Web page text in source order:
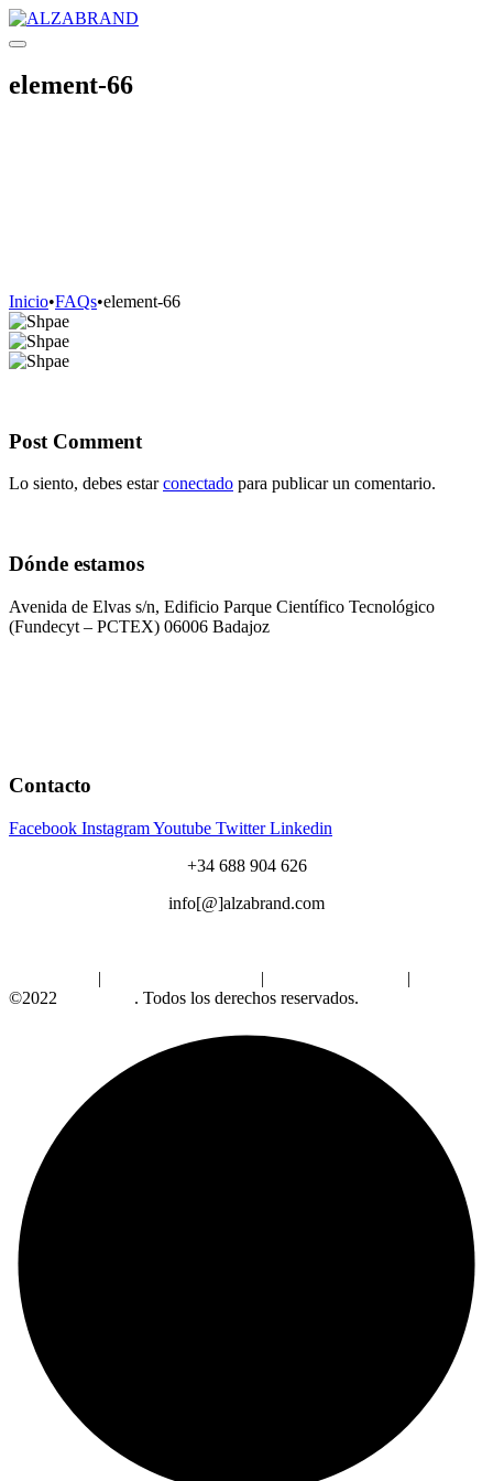
element-66
Inicio•FAQs•element-66
Post Comment
Lo siento, debes estarconectado para publicar un comentario.
Dónde estamos
Avenida de Elvas s/n, Edificio Parque Científico Tecnológico
(Fundecyt – PCTEX) 06006 Badajoz
Contacto
Facebook InstagramYoutube Twitter Linkedin
+34 688 904 626
info[@]alzabrand.com
| |
|
©2022
. Todos los derechos reservados.